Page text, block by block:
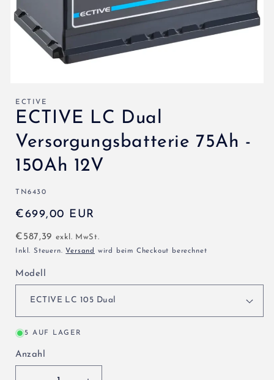
ECTIVE
ECTIVE LC Dual
Versorgungsbatterie 75Ah -
150Ah 12V
SKU:
TN6430
Normaler
Preis
€699,00 EUR
€587,39 exkl. MwSt.
Inkl. Steuern. Versand wird beim Checkout berechnet
Modell
5 AUF LAGER
Anzahl